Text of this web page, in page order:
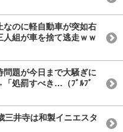
なのに軽自動車が突如右
組が車を捨て逃走ｗｗ
題が今日まで大騒ぎに
処罰すべき…（ﾌﾞﾙﾌﾞ
三井寺は和製イニエスタ